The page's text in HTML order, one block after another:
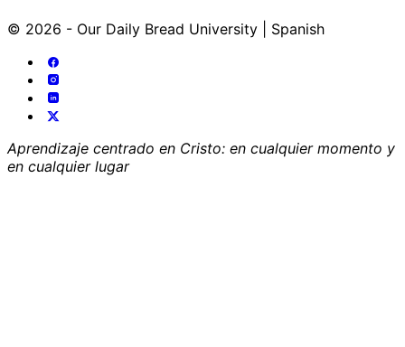
© 2026 - Our Daily Bread University | Spanish
Aprendizaje centrado en Cristo: en cualquier momento y
en cualquier lugar